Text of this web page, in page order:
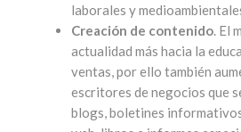
laborales y
Creación de contenido. El
actualidad más hacia la
ventas, por ello también
escritores de negocios que
blogs, boletines